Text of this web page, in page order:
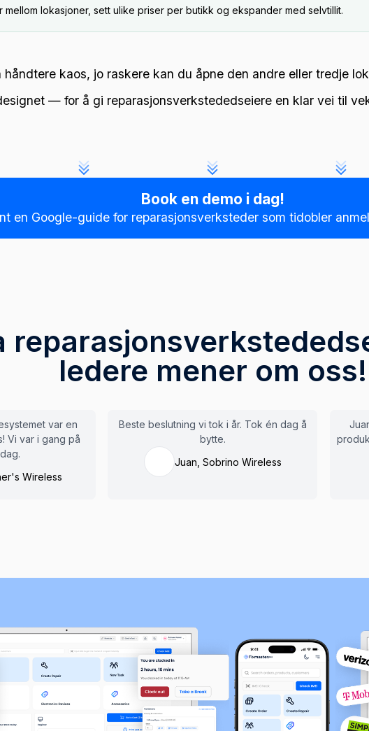
lokasjoner, sett ulike priser per butikk og ekspander med selvtillit.
kaos, jo raskere kan du åpne den andre eller tredje
— for å gi reparasjonsverkstededseiere en klar vei til
Book en demo i dag!
en Google-guide for reparasjonsverksteder som tidobler
ledere mener om oss!
var en
Vi var i gang på
Wireless
Beste beslutning vi tok i år. Tok én dag å
bytte.
Juan, Sobrino Wireless